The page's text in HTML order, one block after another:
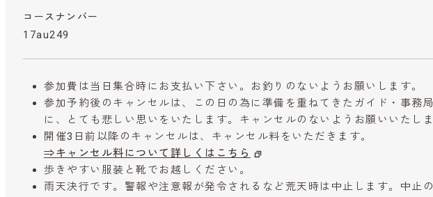
コースナンバー
17au249
参加費は当日集合時にお支払い下さい。お釣りのないようお願いします。
参加予約後のキャンセルは、この日の為に準備を重ねてきたガイド・事務
に、とても悲しい思いをいたします。キャンセルのないようお願いいたしま
開催3日前以降のキャンセルは、キャンセル料をいただきます。
⇒キャンセル料について詳しくはこちら
歩きやすい服装と靴でお越しください。
雨天決行です。警報や注意報が発令されるなど荒天時は中止します。中止